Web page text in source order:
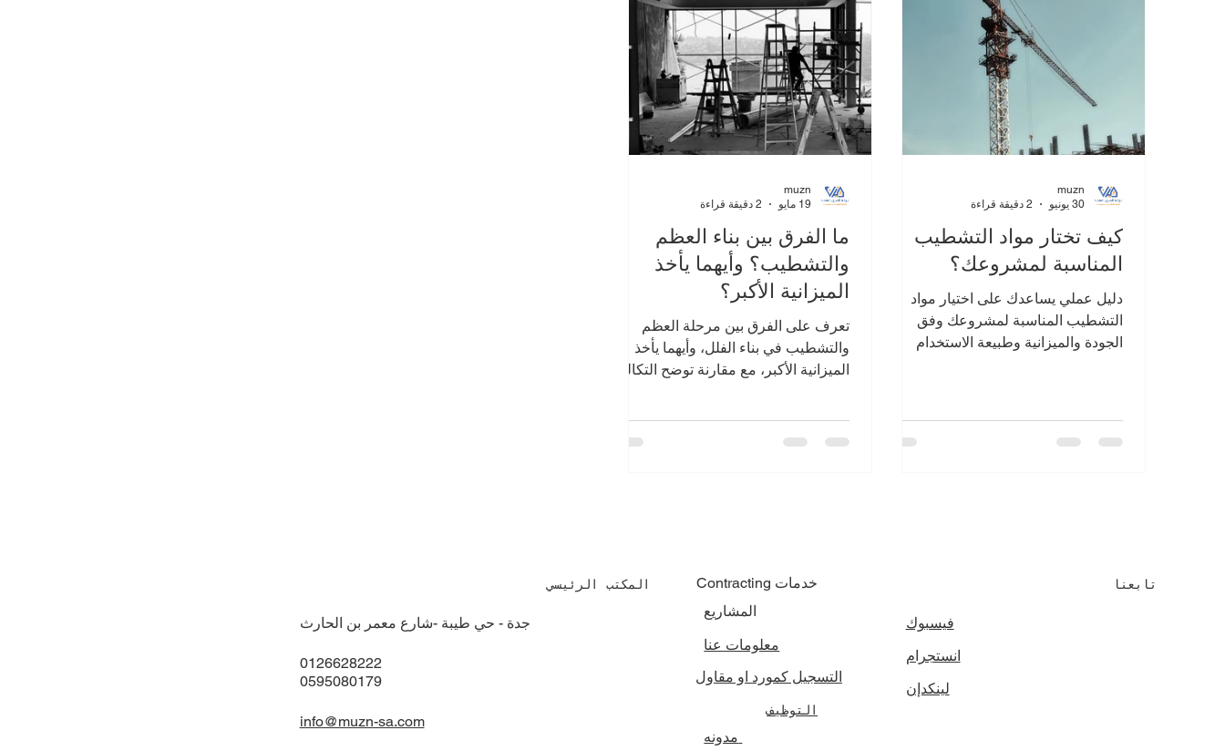
عقود المقاولات الذكية إدارة ميزانية المشاريع
كيف تختار مواد التشطيب
المناسبة لمشروعك؟
دليل عملي يساعدك على اختيار مواد
التشطيب المناسبة لمشروعك وفق
الجودة والميزانية وطبيعة الاستخدام
muzn
30 يونيو
2 دقيقة قراءة
ما الفرق بين بناء العظم
والتشطيب؟ وأيهما يأخذ
الميزانية الأكبر؟
تعرف على الفرق بين مرحلة العظم
والتشطيب في بناء الفلل، وأيهما يأخذ
الميزانية الأكبر، مع مقارنة توضح التكاليف
muzn
19 مايو
2 دقيقة قراءة
المكتب الرئيسي
جدة - حي طيبة -شارع معمر بن الحارث
0126628222
0595080179
info@muzn-sa.com
Contracting خدمات
المشاريع
معلومات عنا
التسجيل كمورد او مقاول
التوظيف
تابعنا
فيسبوك
انستجرام
لينكدإن